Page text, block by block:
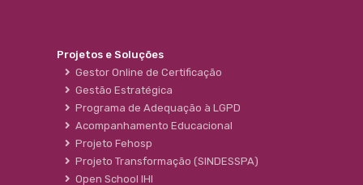
Projetos e Soluções
Gestor Online de Certificação
Gestão Estratégica
Programa de Adequação à LGPD
Acompanhamento Educacional
Projeto Fehosp
Projeto Transformação (SINDESSPA)
Open School IHI